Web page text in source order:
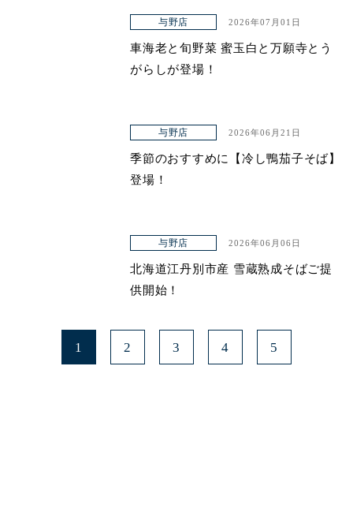
与野店 2026年07月01日
車海老と旬野菜 蜜玉白と万願寺とう
がらしが登場！
与野店 2026年06月21日
季節のおすすめに【冷し鴨茄子そば】
登場！
与野店 2026年06月06日
北海道江丹別市産 雪蔵熟成そばご提
供開始！
1 2 3 4 5